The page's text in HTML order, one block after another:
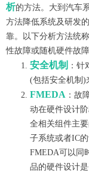
析的方法。大到汽车
方法降低系统及研发
靠。以下分析方法统
性故障或随机硬件故
安全机制 ：针
(包括安全机制)
FMEDA ：故
动在硬件设计
全相关组件主
子系统或者IC
FMEDA可以同
品的硬件设计